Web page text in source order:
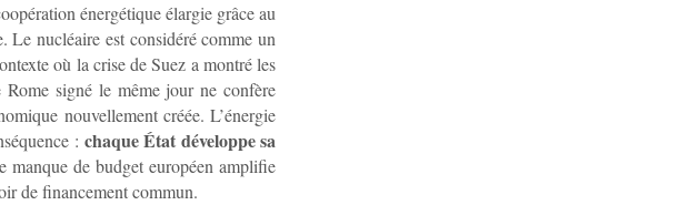
énergétique élargie grâce au
Le nucléaire est considéré comme un
où la crise de Suez a montré les
signé le même jour ne confère
nouvellement créée. L’énergie
: chaque État développe sa
manque de budget européen amplifie
de financement commun.